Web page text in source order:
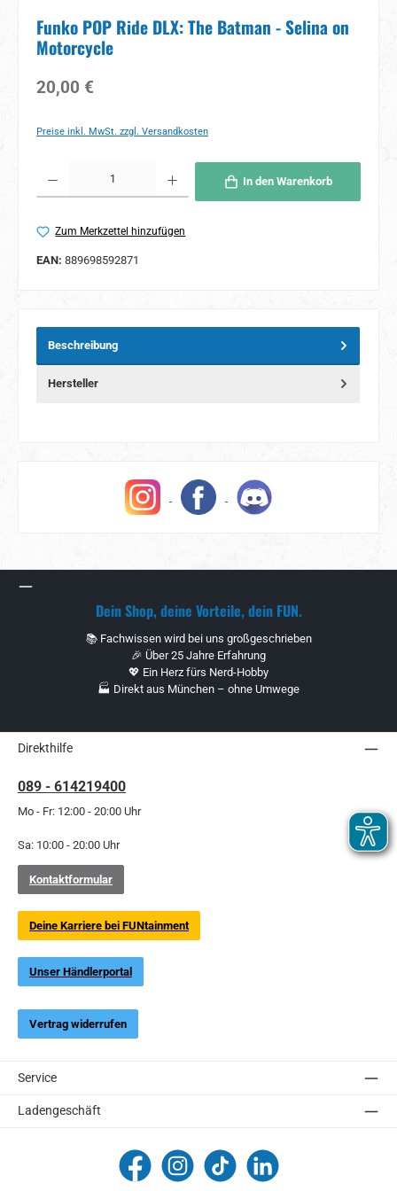
Funko POP Ride DLX: The Batman - Selina on
Motorcycle
Regulärer Preis:
20,00 €
Preise inkl. MwSt. zzgl. Versandkosten
In den Warenkorb
Zum Merkzettel hinzufügen
EAN: 889698592871
Beschreibung
Hersteller
Dein Shop, deine Vorteile, dein FUN.
📚 Fachwissen wird bei uns großgeschrieben
🎉 Über 25 Jahre Erfahrung
💖 Ein Herz fürs Nerd-Hobby
🏭 Direkt aus München – ohne Umwege
Direkthilfe
089 - 614219400
Mo - Fr: 12:00 - 20:00 Uhr
Sa: 10:00 - 20:00 Uhr
Kontaktformular
Deine Karriere bei FUNtainment
Unser Händlerportal
Vertrag widerrufen
Service
Ladengeschäft
FUNtainment Munich
funtainment_mucfuntainment_mucFUNtainment GmbH